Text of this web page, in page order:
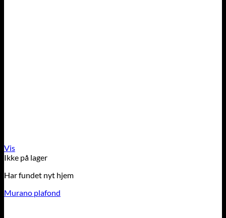
Vis
Ikke på lager
Har fundet nyt hjem
Murano plafond